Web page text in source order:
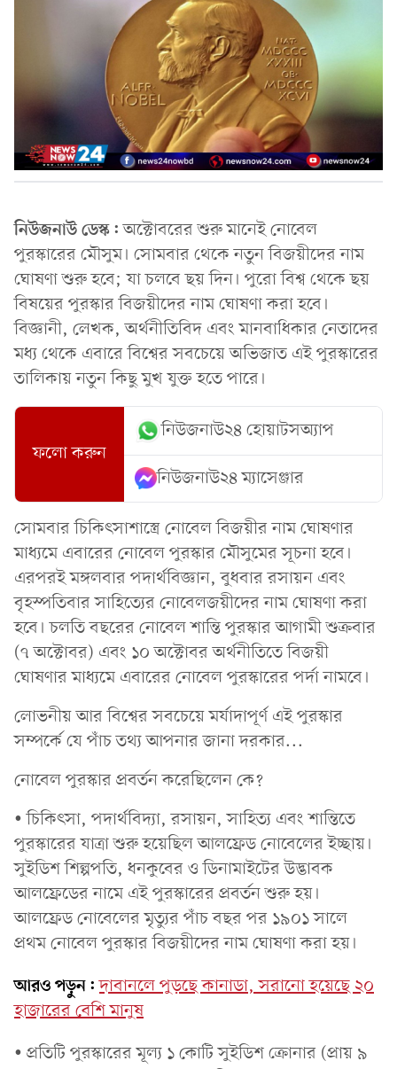
নিউজনাউ ডেস্ক:অক্টোবরের শুরু মানেই নোবেল
পুরস্কারের মৌসুম। সোমবার থেকে নতুন বিজয়ীদের নাম
ঘোষণা শুরু হবে; যা চলবে ছয় দিন। পুরো বিশ্ব থেকে ছয়
বিষয়ের পুরস্কার বিজয়ীদের নাম ঘোষণা করা হবে।
বিজ্ঞানী, লেখক, অর্থনীতিবিদ এবং মানবাধিকার নেতাদের
মধ্য থেকে এবারে বিশ্বের সবচেয়ে অভিজাত এই পুরস্কারের
তালিকায় নতুন কিছু মুখ যুক্ত হতে পারে।
ফলো করুন
নিউজনাউ২৪ হোয়াটসঅ্যাপ
নিউজনাউ২৪ ম্যাসেঞ্জার
সোমবার চিকিৎসাশাস্ত্রে নোবেল বিজয়ীর নাম ঘোষণার
মাধ্যমে এবারের নোবেল পুরস্কার মৌসুমের সূচনা হবে।
এরপরই মঙ্গলবার পদার্থবিজ্ঞান, বুধবার রসায়ন এবং
বৃহস্পতিবার সাহিত্যের নোবেলজয়ীদের নাম ঘোষণা করা
হবে। চলতি বছরের নোবেল শান্তি ‍পুরস্কার আগামী শুক্রবার
(৭ অক্টোবর) এবং ১০ অক্টোবর অর্থনীতিতে বিজয়ী
ঘোষণার মাধ্যমে এবারের নোবেল পুরস্কারের পর্দা নামবে।
লোভনীয় আর বিশ্বের সবচেয়ে মর্যাদাপূর্ণ এই পুরস্কার
সম্পর্কে যে পাঁচ তথ্য আপনার জানা দরকার...
নোবেল পুরস্কার প্রবর্তন করেছিলেন কে?
• চিকিৎসা, পদার্থবিদ্যা, রসায়ন, সাহিত্য এবং শান্তিতে
পুরস্কারের যাত্রা শুরু হয়েছিল আলফ্রেড নোবেলের ইচ্ছায়।
সুইডিশ শিল্পপতি, ধনকুবের ও ডিনামাইটের উদ্ভাবক
আলফ্রেডের নামে এই পুরস্কারের প্রবর্তন শুরু হয়।
আলফ্রেড নোবেলের মৃত্যুর পাঁচ বছর পর ১৯০১ সালে
প্রথম নোবেল পুরস্কার বিজয়ীদের নাম ঘোষণা করা হয়।
আরও পড়ুন: দাবানলে পুড়ছে কানাডা, সরানো হয়েছে ২০
হাজারের বেশি মানুষ
• প্রতিটি পুরস্কারের মূল্য ১ কোটি সুইডিশ ক্রোনার (প্রায় ৯